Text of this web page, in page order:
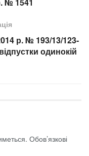
№ 1541
р. № 193/13/123-
одинокій
Обов’язкові